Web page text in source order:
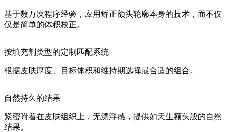
基于数万次程序经验，应用矫正额头轮廓本身的技术，而不仅
仅是简单的体积校正。
按填充剂类型的定制匹配系统
根据皮肤厚度、目标体积和维持期选择最合适的组合。
自然持久的结果
紧密附着在皮肤组织上，无漂浮感，提供如天生额头般的自然
结果。